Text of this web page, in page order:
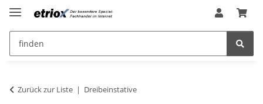
Zurück zur Liste Dreibeinstative